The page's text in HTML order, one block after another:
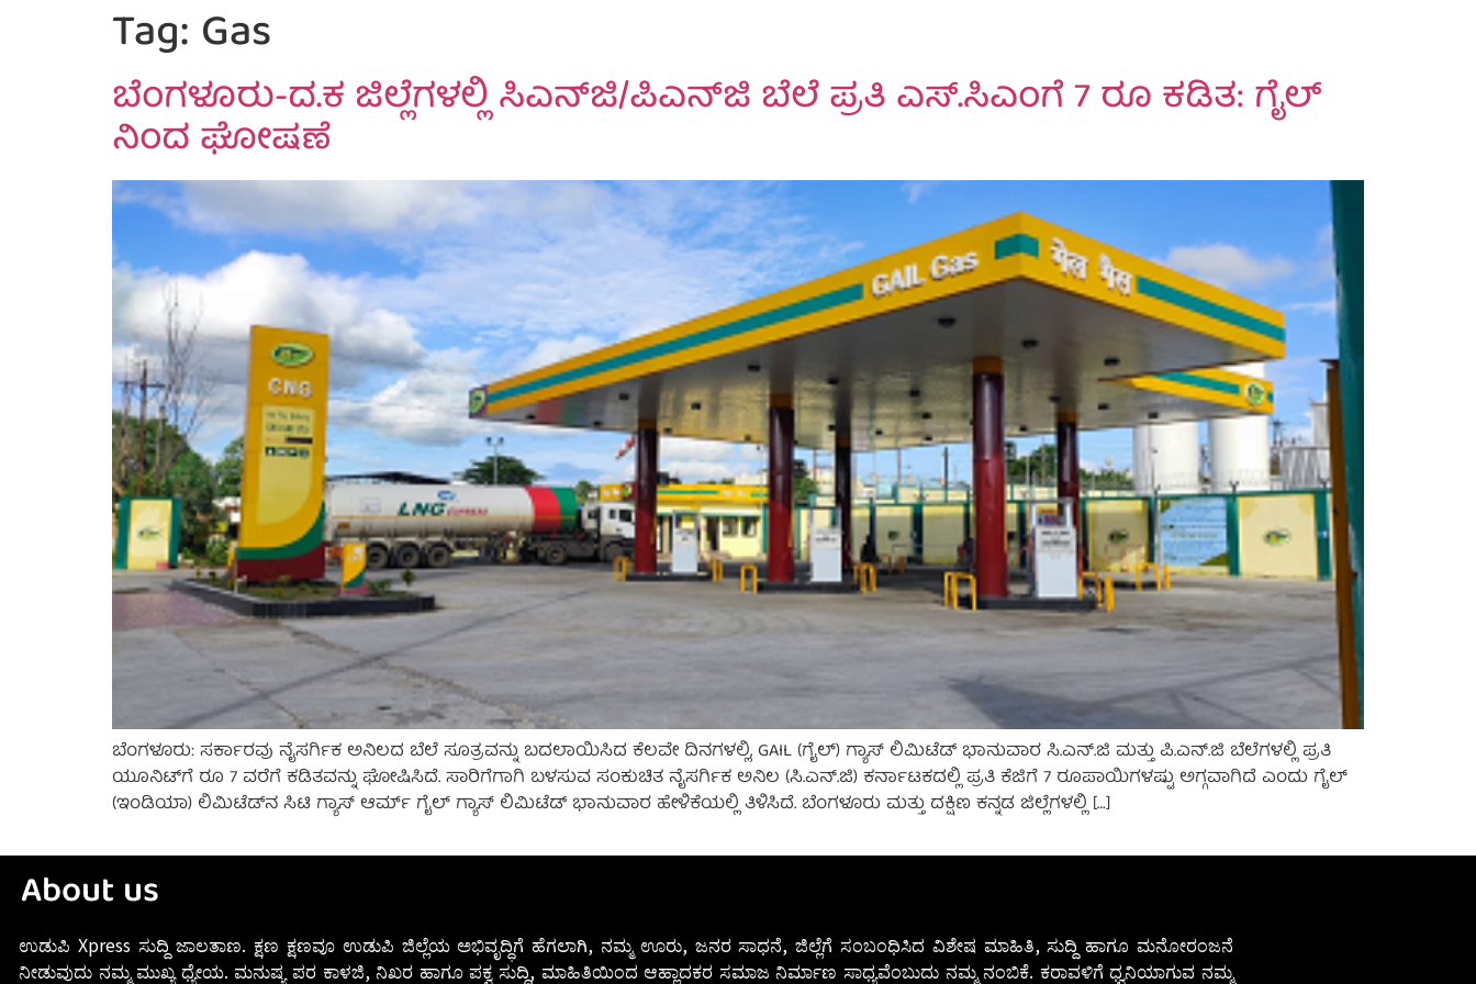
Tag: Gas
ಬೆಂಗಳೂರು-ದ.ಕ ಜಿಲ್ಲೆಗಳಲ್ಲಿ ಸಿಎನ್‌ಜಿ/ಪಿಎನ್‌ಜಿ ಬೆಲೆ ಪ್ರತಿ ಎಸ್.ಸಿಎಂಗೆ 7 ರೂ ಕಡಿತ: ಗೈಲ್
ನಿಂದ ಘೋಷಣೆ
ಬೆಂಗಳೂರು: ಸರ್ಕಾರವು ನೈಸರ್ಗಿಕ ಅನಿಲದ ಬೆಲೆ ಸೂತ್ರವನ್ನು ಬದಲಾಯಿಸಿದ ಕೆಲವೇ ದಿನಗಳಲ್ಲಿ, GAIL (ಗೈಲ್) ಗ್ಯಾಸ್ ಲಿಮಿಟೆಡ್ ಭಾನುವಾರ ಸಿ.ಎನ್.ಜಿ ಮತ್ತು ಪಿ.ಎನ್.ಜಿ ಬೆಲೆಗಳಲ್ಲಿ ಪ್ರತಿ
ಯೂನಿಟ್‌ಗೆ ರೂ 7 ವರೆಗೆ ಕಡಿತವನ್ನು ಘೋಷಿಸಿದೆ. ಸಾರಿಗೆಗಾಗಿ ಬಳಸುವ ಸಂಕುಚಿತ ನೈಸರ್ಗಿಕ ಅನಿಲ (ಸಿ.ಎನ್.ಜಿ) ಕರ್ನಾಟಕದಲ್ಲಿ ಪ್ರತಿ ಕೆಜಿಗೆ 7 ರೂಪಾಯಿಗಳಷ್ಟು ಅಗ್ಗವಾಗಿದೆ ಎಂದು ಗೈಲ್
(ಇಂಡಿಯಾ) ಲಿಮಿಟೆಡ್‌ನ ಸಿಟಿ ಗ್ಯಾಸ್ ಆರ್ಮ್ ಗೈಲ್ ಗ್ಯಾಸ್ ಲಿಮಿಟೆಡ್ ಭಾನುವಾರ ಹೇಳಿಕೆಯಲ್ಲಿ ತಿಳಿಸಿದೆ. ಬೆಂಗಳೂರು ಮತ್ತು ದಕ್ಷಿಣ ಕನ್ನಡ ಜಿಲ್ಲೆಗಳಲ್ಲಿ […]
About us
ಉಡುಪಿ Xpress ಸುದ್ದಿ ಜಾಲತಾಣ. ಕ್ಷಣ ಕ್ಷಣವೂ ಉಡುಪಿ ಜಿಲ್ಲೆಯ ಅಭಿವೃದ್ಧಿಗೆ ಹೆಗಲಾಗಿ, ನಮ್ಮ ಊರು, ಜನರ ಸಾಧನೆ, ಜಿಲ್ಲೆಗೆ ಸಂಬಂಧಿಸಿದ ವಿಶೇಷ ಮಾಹಿತಿ, ಸುದ್ದಿ ಹಾಗೂ ಮನೋರಂಜನೆ
ನೀಡುವುದು ನಮ್ಮ ಮುಖ್ಯ ಧ್ಯೇಯ. ಮನುಷ್ಯ ಪರ ಕಾಳಜಿ, ನಿಖರ ಹಾಗೂ ಪಕ್ವ ಸುದ್ದಿ, ಮಾಹಿತಿಯಿಂದ ಆಹ್ಲಾದಕರ ಸಮಾಜ ನಿರ್ಮಾಣ ಸಾಧ್ಯವೆಂಬುದು ನಮ್ಮ ನಂಬಿಕೆ. ಕರಾವಳಿಗೆ ಧ್ವನಿಯಾಗುವ ನಮ್ಮ